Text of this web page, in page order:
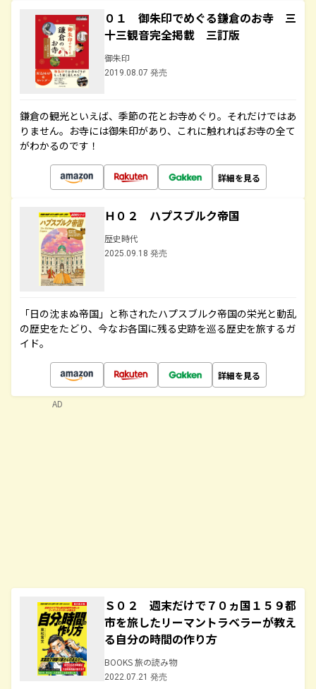
０１ 御朱印でめぐる鎌倉のお寺 三
十三観音完全掲載 三訂版
御朱印
2019.08.07 発売
鎌倉の観光といえば、季節の花とお寺めぐり。それだけではあ
りません。お寺には御朱印があり、これに触れればお寺の全て
がわかるのです！
詳細を見る
Ｈ０２ ハプスブルク帝国
歴史時代
2025.09.18 発売
「日の沈まぬ帝国」と称されたハプスブルク帝国の栄光と動乱
の歴史をたどり、今なお各国に残る史跡を巡る歴史を旅するガ
イド。
詳細を見る
Ｓ０２ 週末だけで７０ヵ国１５９都
市を旅したリーマントラベラーが教え
る自分の時間の作り方
BOOKS 旅の読み物
2022.07.21 発売
AD